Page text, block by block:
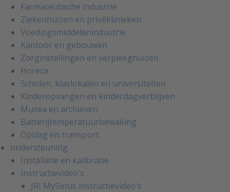
Farmaceutische industrie
Ziekenhuizen en privéklinieken
Voedingsmiddelenindustrie
Kantoor en gebouwen
Zorginstellingen en verpleeghuizen
Horeca
Scholen, klaslokalen en universiteiten
Kinderopvangen en kinderdagverblijven
Musea en archieven
Batterijtemperatuurbewaking
Opslag en transport
ondersteuning
Installatie en kalibratie
Instructievideo's
JRI MySirius instructievideo's